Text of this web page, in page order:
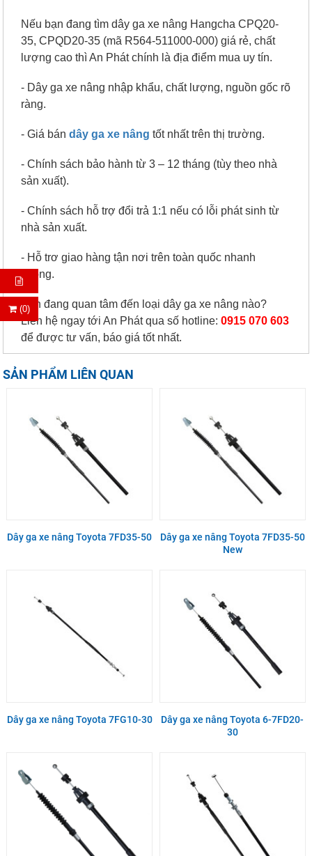
(0)
Nếu bạn đang tìm dây ga xe nâng Hangcha CPQ20-
35, CPQD20-35 (mã R564-511000-000) giá rẻ, chất
lượng cao thì An Phát chính là địa điểm mua uy tín.
- Dây ga xe nâng nhập khẩu, chất lượng, nguồn gốc rõ
ràng.
- Giá bándây ga xe nâng tốt nhất trên thị trường.
- Chính sách bảo hành từ 3 – 12 tháng (tùy theo nhà
sản xuất).
- Chính sách hỗ trợ đổi trả 1:1 nếu có lỗi phát sinh từ
nhà sản xuất.
- Hỗ trơ giao hàng tận nơi trên toàn quốc nhanh
chóng.
Bạn đang quan tâm đến loại dây ga xe nâng nào?
Liên hệ ngay tới An Phát qua số hotline:0915 070 603
để được tư vấn, báo giá tốt nhất.
SẢN PHẨM LIÊN QUAN
Dây ga xe nâng Toyota 7FD35-50
Dây ga xe nâng Toyota 7FD35-50
New
Dây ga xe nâng Toyota 7FG10-30
Dây ga xe nâng Toyota 6-7FD20-
30